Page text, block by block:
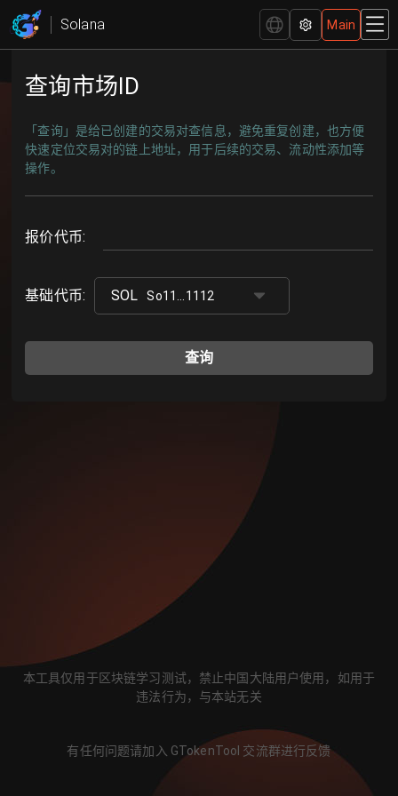
Solana Main
查询市场ID | Solana OpenBook 市场ID查询工具| Solana -
GTokenTool
查询市场ID
「查询」是给已创建的交易对查信息，避免重复创建，也方便
快速定位交易对的链上地址，用于后续的交易、流动性添加等
操作。
报价代币:
基础代币: SOL So11...1112
查询
本工具仅用于区块链学习测试，禁止中国大陆用户使用，如用于
违法行为，与本站无关
有任何问题请加入 GTokenTool 交流群进行反馈